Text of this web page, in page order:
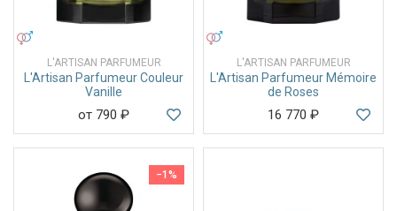
L'ARTISAN PARFUMEUR
L'Artisan Parfumeur Couleur
Vanille
от 790 ₽
L'ARTISAN PARFUMEUR
L'Artisan Parfumeur Mémoire
de Roses
16 770 ₽
−1%